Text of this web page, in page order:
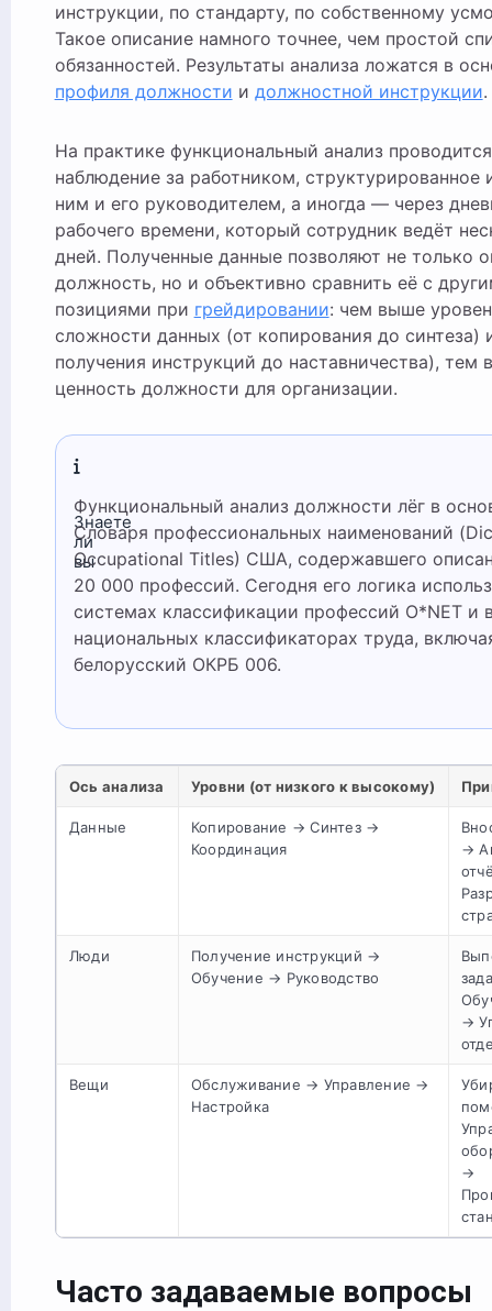
инструкции, по стандарту, по собственному
Такое описание намного точнее, чем простой
обязанностей. Результаты анализа ложатся в
профиля должности и должностной инструкции.
На практике функциональный анализ
наблюдение за работником, структурированное
ним и его руководителем, а иногда — через
рабочего времени, который сотрудник ведёт
дней. Полученные данные позволяют не только
должность, но и объективно сравнить её с
позициями при грейдировании: чем выше
сложности данных (от копирования до синтеза)
получения инструкций до наставничества), тем
ценность должности для организации.
Знаете
ли
вы
Функциональный анализ должности лёг в основу
Словаря профессиональных наименований
Occupational Titles) США, содержавшего
20 000 профессий. Сегодня его логика
системах классификации профессий O*NET и
национальных классификаторах труда,
белорусский ОКРБ 006.
Ось анализа Уровни (от низкого к высокому)
Данные
Копирование → Синтез →
Координация
→
Люди
Получение инструкций →
Обучение → Руководство
→
Вещи
Обслуживание → Управление →
Настройка
→
Часто задаваемые вопросы